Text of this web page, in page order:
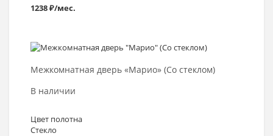
1238 ₽/мес.
Межкомнатная дверь «Марио» (Со стеклом)
В наличии
Цвет полотна
Стекло
Выбрать >